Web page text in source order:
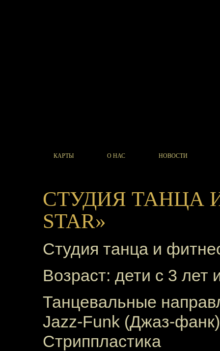
КАРТЫ О НАС НОВОСТИ
СТУДИЯ ТАНЦА
STAR»
Студия танца и
Возраст: дети с 3 лет
Танцевальные
Jazz-Funk (Джаз-
Стриппластика